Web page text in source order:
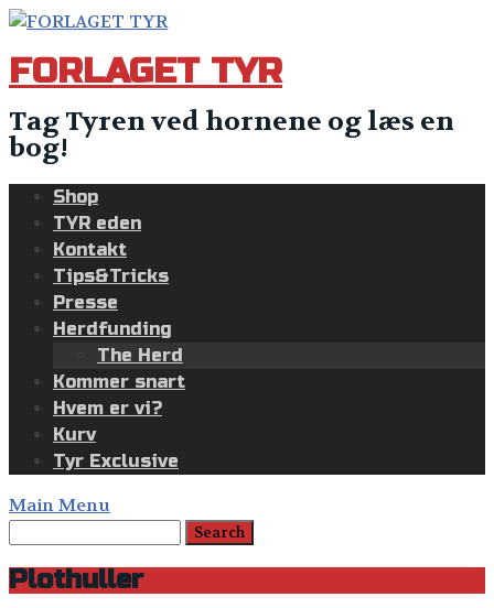
Skip
content
FORLAGET TYR
Tag Tyren ved hornene og læs en
bog!
Shop
TYR eden
Kontakt
Tips&Tricks
Presse
Herdfunding
The Herd
Kommer snart
Hvem er vi?
Kurv
Tyr Exclusive
Main Menu
Plothuller